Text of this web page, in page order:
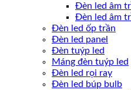
Đèn led âm
Đèn led âm
Đèn led ốp trần
Đèn led panel
Đèn tuýp led
Máng đèn tuýp led
Đèn led rọi ray
Đèn led búp bulb